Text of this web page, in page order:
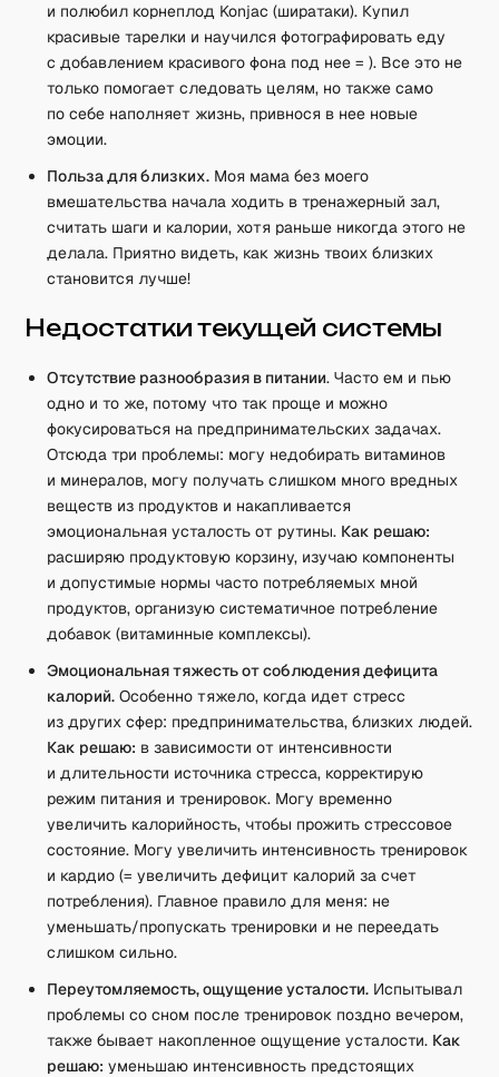
и полюбил корнеплод Konjac (ширатаки). Купил
красивые тарелки и научился фотографировать еду
с добавлением красивого фона под нее = ). Все это не
только помогает следовать целям, но также само
по себе наполняет жизнь, привнося в нее новые
эмоции.
Польза для близких. Моя мама без моего
вмешательства начала ходить в тренажерный зал,
считать шаги и калории, хотя раньше никогда этого не
делала. Приятно видеть, как жизнь твоих близких
становится лучше!
Недостатки текущей системы
Отсутствие разнообразия в питании. Часто ем и пью
одно и то же, потому что так проще и можно
фокусироваться на предпринимательских задачах.
Отсюда три проблемы: могу недобирать витаминов
и минералов, могу получать слишком много вредных
веществ из продуктов и накапливается
эмоциональная усталость от рутины. Как решаю:
расширяю продуктовую корзину, изучаю компоненты
и допустимые нормы часто потребляемых мной
продуктов, организую систематичное потребление
добавок (витаминные комплексы).
Эмоциональная тяжесть от соблюдения дефицита
калорий. Особенно тяжело, когда идет стресс
из других сфер: предпринимательства, близких людей.
Как решаю: в зависимости от интенсивности
и длительности источника стресса, корректирую
режим питания и тренировок. Могу временно
увеличить калорийность, чтобы прожить стрессовое
состояние. Могу увеличить интенсивность тренировок
и кардио (= увеличить дефицит калорий за счет
потребления). Главное правило для меня: не
уменьшать/пропускать тренировки и не переедать
слишком сильно.
Переутомляемость, ощущение усталости. Испытывал
проблемы со сном после тренировок поздно вечером,
также бывает накопленное ощущение усталости. Как
решаю: уменьшаю интенсивность предстоящих